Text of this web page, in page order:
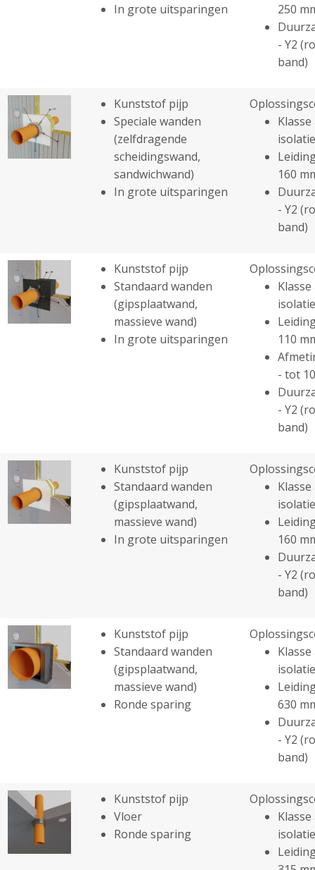
In grote uitsparingen
250
- Y2
band)
Kunststof pijp
Speciale wanden
(zelfdragende
scheidingswand,
sandwichwand)
In grote uitsparingen
160
- Y2
band)
Kunststof pijp
Standaard wanden
(gipsplaatwand,
massieve wand)
In grote uitsparingen
110
- tot
- Y2
band)
Kunststof pijp
Standaard wanden
(gipsplaatwand,
massieve wand)
In grote uitsparingen
160
- Y2
band)
Kunststof pijp
Standaard wanden
(gipsplaatwand,
massieve wand)
Ronde sparing
630
- Y2
band)
Kunststof pijp
Vloer
Ronde sparing